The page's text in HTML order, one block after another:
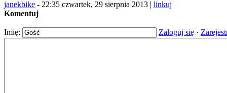
janekbike - 22:35 czwartek, 29 sierpnia 2013 | linkuj
Komentuj
Imię: Zaloguj się ·